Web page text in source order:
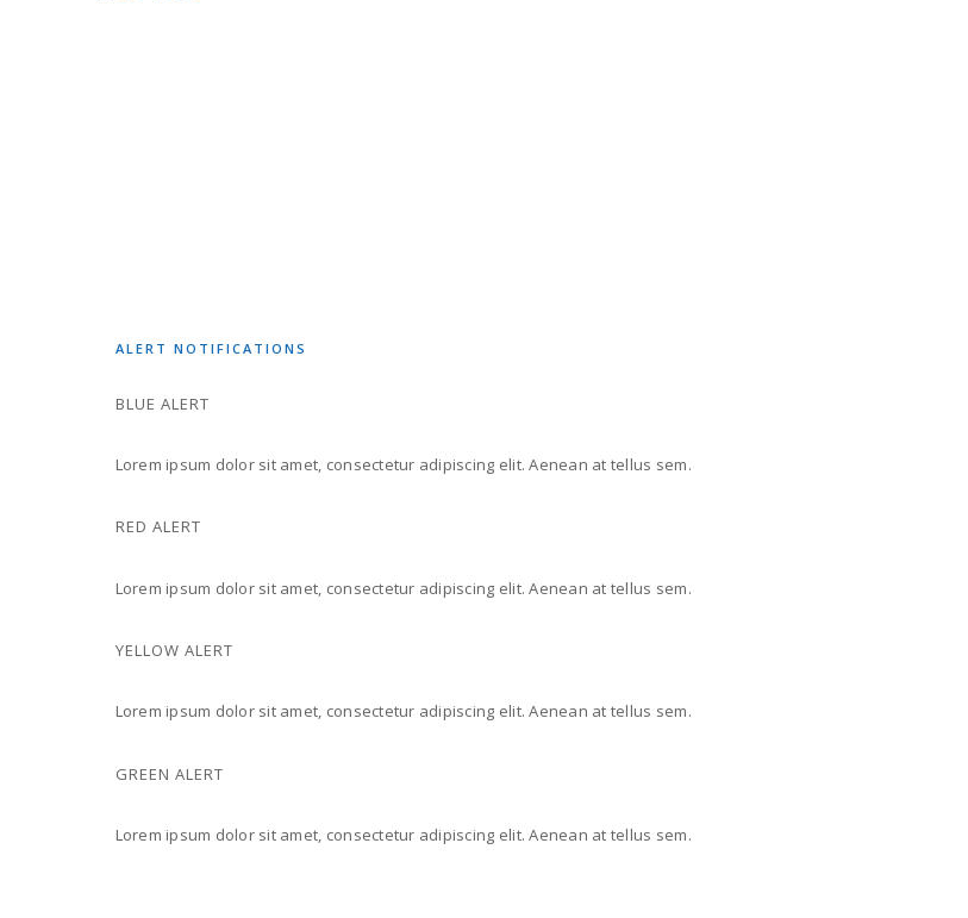
ALERT NOTIFICATIONS
BLUE ALERT
Lorem ipsum dolor sit amet, consectetur adipiscing elit. Aenean at tellus sem.
RED ALERT
Lorem ipsum dolor sit amet, consectetur adipiscing elit. Aenean at tellus sem.
YELLOW ALERT
Lorem ipsum dolor sit amet, consectetur adipiscing elit. Aenean at tellus sem.
GREEN ALERT
Lorem ipsum dolor sit amet, consectetur adipiscing elit. Aenean at tellus sem.